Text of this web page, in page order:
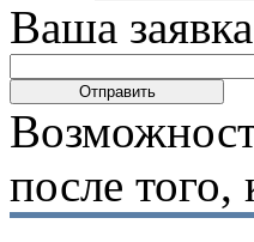
Ваша заявка
после